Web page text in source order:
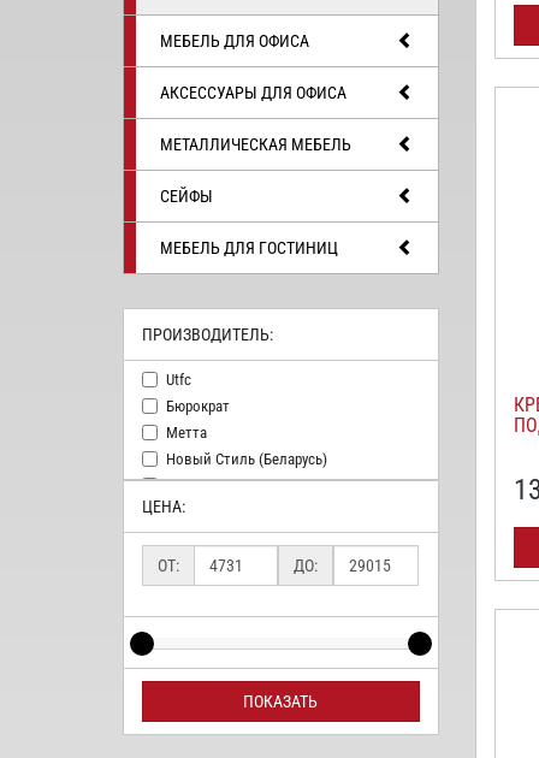
МЕБЕЛЬ ДЛЯ ОФИСА
АКСЕССУАРЫ ДЛЯ ОФИСА
МЕТАЛЛИЧЕСКАЯ МЕБЕЛЬ
СЕЙФЫ
МЕБЕЛЬ ДЛЯ ГОСТИНИЦ
ПРОИЗВОДИТЕЛЬ:
Utfc
Бюрократ
Метта
Новый Стиль (беларусь)
Тайпит
ЦЕНА:
ОТ: ДО:
ПОКАЗАТЬ